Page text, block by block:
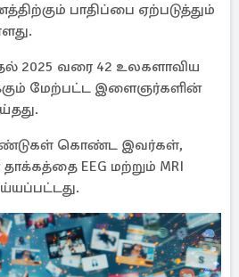
பாதிப்பை ஏற்படுத்தும்
2025 வரை 42 உலகளாவிய
மேற்பட்ட இளைஞர்களின்
ஆண்டுகள் கொண்ட இவர்கள்,
EEG மற்றும் MRI